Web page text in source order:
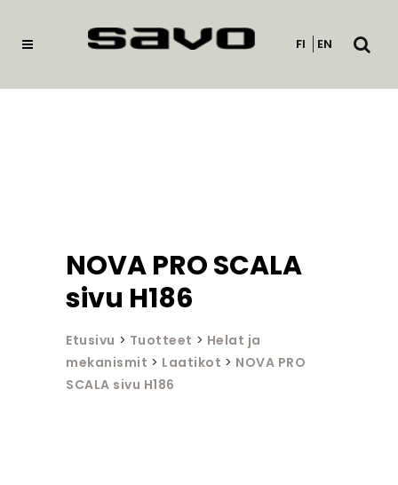
FI EN
Avaa
NOVA PRO SCALA
sivu H186
Etusivu > Tuotteet > Helat ja
mekanismit > Laatikot > NOVA PRO
SCALA sivu H186